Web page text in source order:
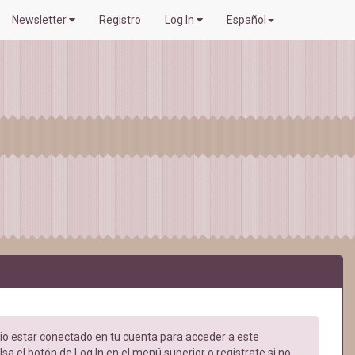
Newsletter Registro Log In Español
estar conectado en tu cuenta para acceder a este